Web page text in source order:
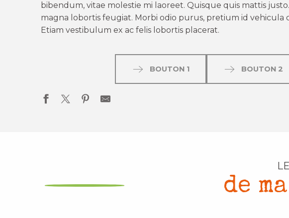
bibendum, vitae molestie mi laoreet. Quisque quis mattis
magna lobortis feugiat. Morbi odio purus, pretium id vehicula
Etiam vestibulum ex ac felis lobortis placerat.
BOUTON 1 BOUTON 2
de